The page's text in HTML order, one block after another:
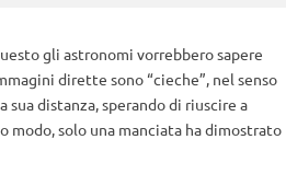
gli astronomi vorrebbero sapere
dirette sono “cieche”, nel senso
sua distanza, sperando di riuscire a
modo, solo una manciata ha dimostrato